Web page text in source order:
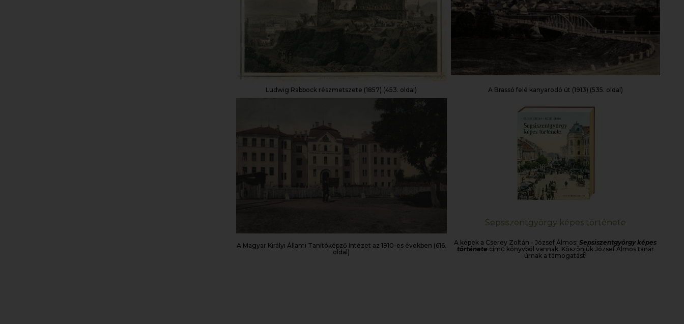
Ludwig Rabbock részmetszete (1857) (453. oldal) A Brassó felé kanyarodó út (1913) (535. oldal)
Sepsiszentgyörgy képes története
A Magyar Királyi Állami Tanítóképző Intézet az 1910-es években (616.
oldal)
A képek a Cserey Zoltán - József Álmos:Sepsiszentgyörgy képes
története című könyvból vannak. Köszönjük József Álmos tanár
úrnak a támogatást!